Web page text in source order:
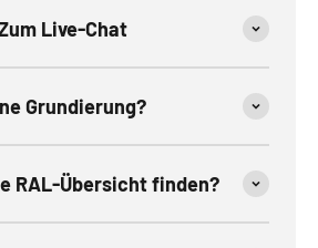
Live-Chat
Grundierung?
RAL-Übersicht finden?